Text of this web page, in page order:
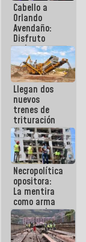
Cabello a
Orlando
Avendaño:
Disfruto
cada vez
que escribes
porque lo
que haces
es
embarrarla
Llegan dos
nuevos
trenes de
trituración
para
optimizar
manejo de
escombros
en La Guaira
Necropolítica
opositora:
La mentira
como arma
contra el
Pueblo